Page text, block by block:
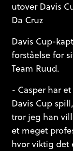
utover Davis
Da Cruz
Davis Cup-
forståelse for
Team Ruud.
- Casper har
Davis Cup
tror jeg han
et meget
hvor viktig det